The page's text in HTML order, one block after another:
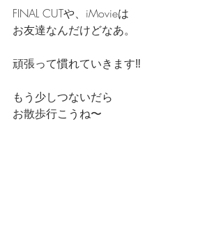
FINAL CUTや、iMovieは
お友達なんだけどなあ。
頑張って慣れていきます‼️
もう少しつないだら
お散歩行こうね〜